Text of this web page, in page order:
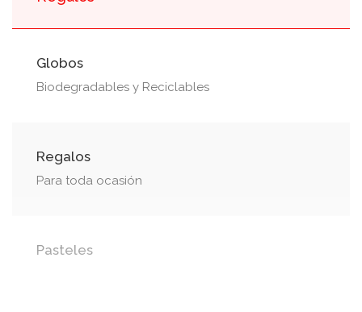
Globos
Biodegradables y Reciclables
Regalos
Para toda ocasión
Pasteles